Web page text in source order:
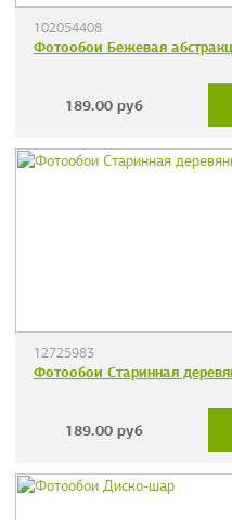
102054408
Фотообои Бежевая
189.00 руб
12725983
Фотообои Старинная
189.00 руб